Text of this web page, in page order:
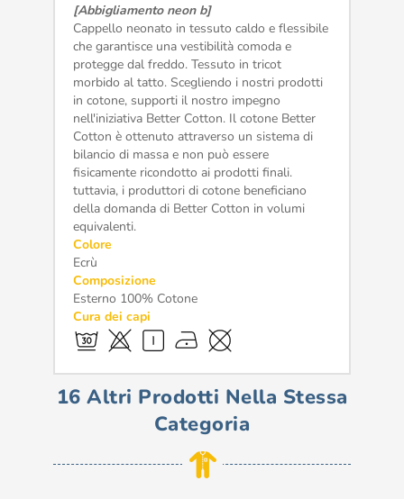
[Abbigliamento neon b]
Cappello neonato in tessuto caldo e flessibile
che garantisce una vestibilità comoda e
protegge dal freddo. Tessuto in tricot
morbido al tatto. Scegliendo i nostri prodotti
in cotone, supporti il nostro impegno
nell'iniziativa Better Cotton. Il cotone Better
Cotton è ottenuto attraverso un sistema di
bilancio di massa e non può essere
fisicamente ricondotto ai prodotti finali.
tuttavia, i produttori di cotone beneficiano
della domanda di Better Cotton in volumi
equivalenti.
Colore
Ecrù
Composizione
Esterno 100% Cotone
Cura dei capi
16 Altri Prodotti Nella Stessa
Categoria